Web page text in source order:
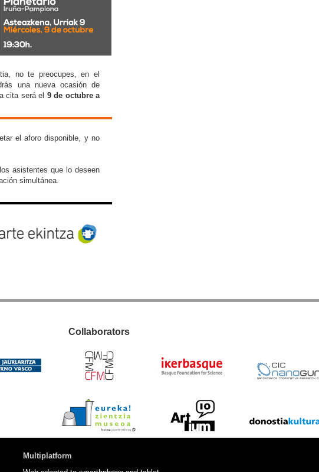
no te preocupes, en el
una nueva ocasión de
cita será el 9 de octubre a
el aforo disponible, y no
asistentes que lo deseen
simultánea.
Collaborators
Multiplatform